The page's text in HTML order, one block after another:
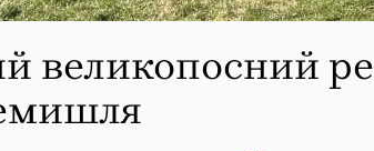
великопосний